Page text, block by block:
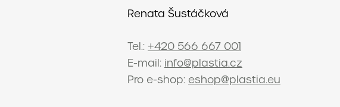
Renata Šustáčková
Tel.: +420 566 667 001
E-mail: info@plastia.cz
Pro e-shop: eshop@plastia.eu